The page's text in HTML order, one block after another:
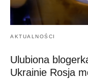
AKTUALNOŚCI
Ulubiona
Ukrainie Rosja